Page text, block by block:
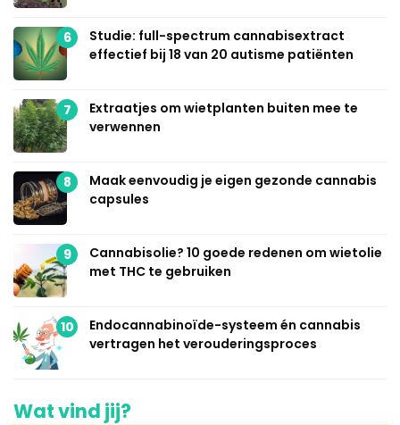
6
Studie: full-spectrum cannabisextract
effectief bij 18 van 20 autisme patiënten
7
Extraatjes om wietplanten buiten mee te
verwennen
8
Maak eenvoudig je eigen gezonde cannabis
capsules
9
Cannabisolie? 10 goede redenen om wietolie
met THC te gebruiken
10
Endocannabinoïde-systeem én cannabis
vertragen het verouderingsproces
Wat vind jij?